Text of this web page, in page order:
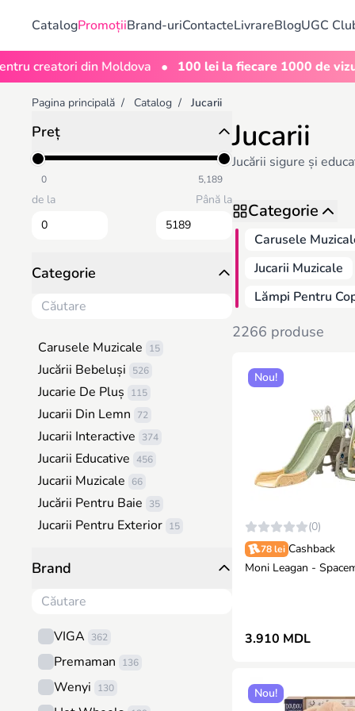
CatalogPromoțiiBrand-uriContacteLivrareBlogUGC
din Moldova • 100 lei la fiecare 1000 de vizualizări
Pagina principală / Catalog / Jucarii
Preț
0 5,189
de la Până la
Categorie
Carusele Muzicale 15
Jucării Bebeluși 526
Jucarie De Pluș 115
Jucarii Din Lemn 72
Jucarii Interactive 374
Jucarii Educative 456
Jucarii Muzicale 66
Jucării Pentru Baie 35
Jucarii Pentru Exterior 15
7
Lămpi Pentru Copii Și Accesorii
De Cameră
Tehnică / Transport
Hot Wheels
Seturi de construcție
Brand
VIGA 362
Premaman 136
Wenyi 130
Jucarii
Jucării sigure și
Categorie
Carusele
Jucarii Muzicale
Lămpi Pentru
2266 produse
Nou!
(0)
78 lei Cashback
Moni Leagan -
3.910 MDL
Nou!